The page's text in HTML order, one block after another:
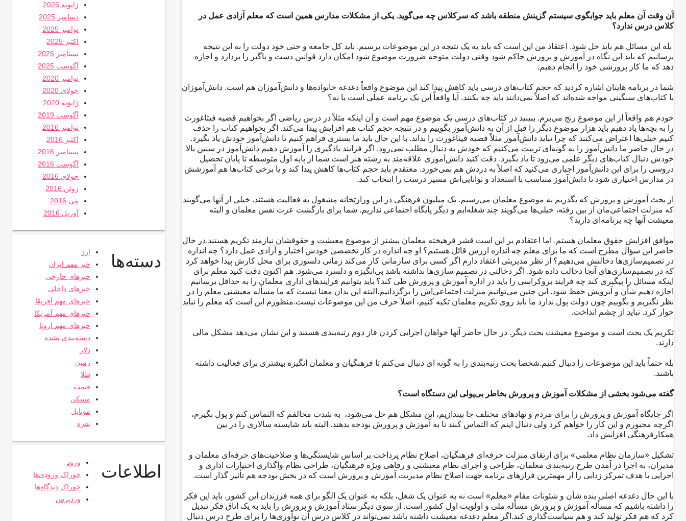
آن وقت آن معلم باید جوابگوی سیستم گزینش منطقه باشد که سرکلاس چه می‌گوید. یکی از مشکلات مدارس همین است که معلم آزادی عمل در
کلاس درس ندارد؟
بله این مسائل هم باید حل شود. اعتقاد من این است که باید به یک نتیجه در این موضوعات برسیم. باید کل جامعه و حتی خود دولت را به این نتیجه
برسانیم که باید این نگاه در آموزش و پرورش حاکم شود وقتی دولت متوجه ضرورت موضوع شود امکان دارد قوانین دست و پاگیر را بردارد و اجازه
دهد که ما کار پرورشی خود را انجام دهیم.
شما در برنامه‌ هایتان اشاره کردید که حجم کتاب‌های درسی باید کاهش پیدا کند این موضوع واقعاً دغدغه‌ خانواده‌ها و دانش‌آموزان هم است. دانش‌آموزان
با کتاب‌های سنگینی مواجه شده‌اند که اصلاً نمی‌دانند باید چه بکنند. آیا واقعاً این یک برنامه عملی است یا نه؟
خودم هم واقعاً از این موضوع رنج می‌برم. ببینید در کتاب‌های درسی یک موضوع مهم است و آن اینکه مثلاً در درس ریاضی اگر بخواهیم قضیه فیثاغورث
را به بچه‌ها یاد دهیم باید هزار موضوع دیگر را قبل از آن به دانش‌آموز بگوییم و در نتیجه حجم کتاب هم افزایش پیدا می‌کند. اگر بخواهیم کتاب را حذف
کنیم خیلی‌ها اعتراض می‌کنند که چرا نباید دانش‌آموز مثلاً قضیه فیثاغورث را بداند. با این حال باید ما بستری فراهم کنیم تا دانش‌آموز خودش یاد بگیرد.
در حال حاضر ما دانش‌آموز را به گونه‌ای تربیت می‌کنیم که خودش به دنبال مطلب نمی‌رود. اگر فرایند یادگیری را آموزش دهیم دانش‌آموز در سنین بالا
خودش دنبال کتاب‌های دیگر علمی می‌رود تا یاد بگیرد. دقت کنید دانش‌آموزی علاقه‌مند به رشته هنر است شما از پایه اول متوسطه تا پایان تحصیل
دروسی را برای این دانش‌آموز اجباری می‌کنید که اصلاً به دردش هم نمی‌خورد. معتقدم باید حجم کتاب‌ها کاهش پیدا کند و یا برخی کتاب‌ها هم آموزشش
در مدارس اختیاری شود تا دانش‌آموز متناسب با استعداد و توانایی‌اش مسیر درست را انتخاب کند.
از بحث آموزش و پرورش که بگذریم به موضوع معلمان می‌رسیم. یک میلیون فرهنگی در این وزارتخانه مشغول به فعالیت هستند. خیلی‌ از آنها می‌گویند
که منزلت اجتماعی‌مان از بین رفته، خیلی‌ها می‌گویند چند شغله‌ایم و دیگر پایگاه اجتماعی نداریم. شما برای بازگشت عزت نفس معلمان و البته
معیشت آنها چه برنامه‌ای دارید؟
موافق افزایش حقوق معلمان هستم. اما اعتقادم بر این است قشر فرهیخته معلمان بیشتر از موضوع معیشت و حقوقشان نیازمند تکریم هستند.در حال
حاضر این سؤال مطرح است که ما برای معلم چه اندازه ارزش قائل هستیم؟ او چه اندازه در کار تخصصی خودش اختیار و آزادی عمل دارد؟ چه اندازه
در تصمیم‌سازی‌ها دخالتش می‌دهیم؟ از نظر مدیریتی اعتقاد دارم اگر کسی برای سازمانی کار می‌کند زمانی دلسوزی برای محل کارش پیدا خواهد کرد
که در تصمیم‌سازی‌های آنجا دخالت داده شود. اگر دخالتی در تصمیم سازی‌ها نداشته باشد بی‌انگیزه و دلسرد می‌شود. هم اکنون دقت کنید معلم برای
اینکه مسائل را پیگیری کند چه فرایند بروکراسی را باید در اداره آموزش و پرورش طی کند؟ باید بتوانیم فرایندهای اداری معلمان را به حداقل برسانیم
اجازه دهیم‌ شأن و آبرویش حفظ شود. این چنین می‌توانیم منزلت اجتماعی‌اش را برگردانیم.البته این بدان معنا نیست که ما مسأله معیشتی معلم را در
نظر نگیریم و بگوییم چون دولت پول ندارد ما باید روی تکریم معلمان تکیه کنیم، اصلاً حرف من این موضوعات نیست.منظورم این است که معلم را نباید
خوار کرد. نباید از چشم انداخت.
تکریم یک بحث است و موضوع معیشت بحث دیگر. در حال حاضر آنها خواهان اجرایی کردن فاز دوم رتبه‌بندی هستند و این نشان می‌دهد مشکل مالی
دارند.
بله حتماً باید این موضوعات را دنبال کنیم.شخصا بحث رتبه‌بندی را به گونه ای دنبال می‌کنم تا فرهنگیان و معلمان انگیزه بیشتری برای فعالیت داشته
باشند.
گفته می‌شود بخشی از مشکلات آموزش و پرورش بخاطر بی‌پولی این دستگاه است؟
اگر جایگاه آموزش و پرورش را برای مردم و نهادهای مختلف جا بیندازیم، این مشکل هم حل می‌شود، به شدت مخالفم که التماس کنم و پول بگیرم،
اگرچه مجبورم و این کار را خواهم کرد ولی دنبال اینم که التماس کنند تا به آموزش و پرورش بودجه بدهند. البته باید شایسته سالاری را در بین
همکارفرهنگی افزایش داد.
تشکیل «سازمان نظام معلمی» برای ارتقای منزلت حرفه‌ای فرهنگیان، اصلاح نظام پرداخت بر اساس شایستگی‌ها و صلاحیت‌های حرفه‌ای معلمان و
مدیران، به اجرا در آمدن طرح رتبه‌بندی معلمان، طراحی و اجرای نظام معیشتی و رفاهی ویژه فرهنگیان، طراحی نظام واگذاری اختیارات اداری و
اجرایی با هدف تمرکز زدایی را از مهمترین فرازهای برنامه جهت اصلاح نظام مدیریت آموزش و پرورش است که در بخش بودجه هم تأثیر گذار است.
با این حال دغدغه اصلی بنده‌ شأن و شئونات مقام «معلم» است نه به عنوان یک شغل، بلکه به عنوان یک الگو برای همه فرزندان این کشور. باید این فکر
را داشته باشیم که مسأله آموزش و پرورش مسأله ملی و اولویت اول کشور است. از سوی دیگر ستاد آموزش و پرورش را باید به یک اتاق فکر تبدیل
کرد که هم فکر تولید کند و هم سیاست‌گذاری کند.اگر معلم دغدغه معیشت داشته باشد نمی‌تواند در کلاس درس آن نوآوری‌ها را برای طرح درس دنبال
ژانویه 2026
دسامبر 2025
نوامبر 2025
اکتبر 2025
سپتامبر 2025
آگوست 2025
نوامبر 2020
جولای 2020
ژانویه 2020
آگوست 2019
نوامبر 2016
اکتبر 2016
سپتامبر 2016
آگوست 2016
جولای 2016
ژوئن 2016
می 2016
آوریل 2016
دسته‌ها
ارز
خبر مهم ایران
خبرهای خارجی
خبرهای داخلی
خبرهای مهم آفریقا
خبرهای مهم آمریکا
خبرهای مهم اروپا
دسته‌بندی نشده
دلار
زمین
طلا
قیمت
مسکن
موبایل
نقره
اطلاعات
ورود
خوراک ورودی‌ها
خوراک دیدگاه‌ها
وردپرس